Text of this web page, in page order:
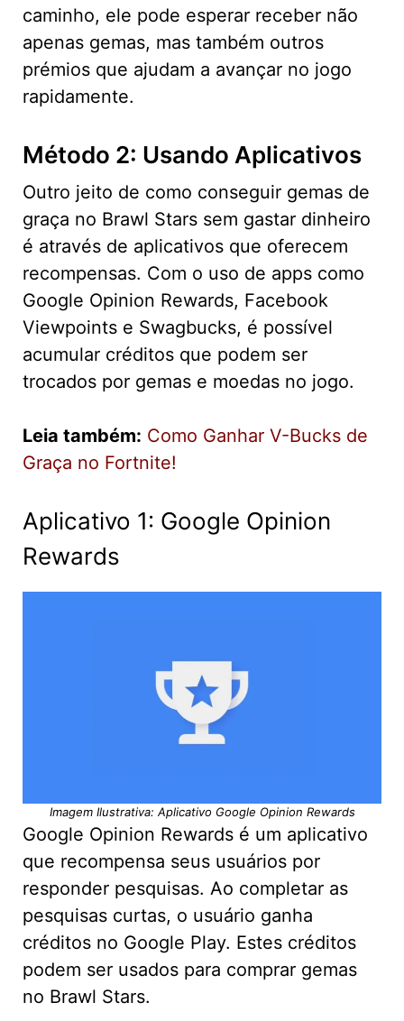
caminho, ele pode esperar receber não
apenas gemas, mas também outros
prémios que ajudam a avançar no jogo
rapidamente.
Método 2: Usando Aplicativos
Outro jeito de como conseguir gemas de
graça no Brawl Stars sem gastar dinheiro
é através de aplicativos que oferecem
recompensas. Com o uso de apps como
Google Opinion Rewards, Facebook
Viewpoints e Swagbucks, é possível
acumular créditos que podem ser
trocados por gemas e moedas no jogo.
Leia também: Como Ganhar V-Bucks de
Graça no Fortnite!
Aplicativo 1: Google Opinion
Rewards
Imagem Ilustrativa: Aplicativo Google Opinion Rewards
Google Opinion Rewards é um aplicativo
que recompensa seus usuários por
responder pesquisas. Ao completar as
pesquisas curtas, o usuário ganha
créditos no Google Play. Estes créditos
podem ser usados para comprar gemas
no Brawl Stars.